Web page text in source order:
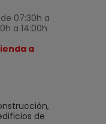
de 07:30h a
a 14:00h
a
de